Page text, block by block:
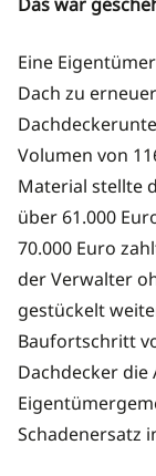
Eine
Dach zu
Volumen von
Material stellte
über 61.000
70.000 Euro
der Verwalter
gestückelt
Baufortschritt
Dachdecker die
Schadenersatz